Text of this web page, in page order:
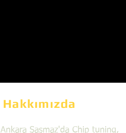
Hakkımızda
Ankara Şaşmaz'da Chip tuning,